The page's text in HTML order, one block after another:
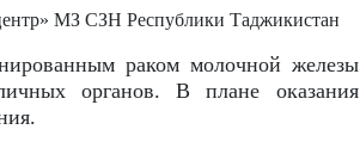
МЗ СЗН Республики Таджикистан
раком молочной железы
органов. В плане оказания